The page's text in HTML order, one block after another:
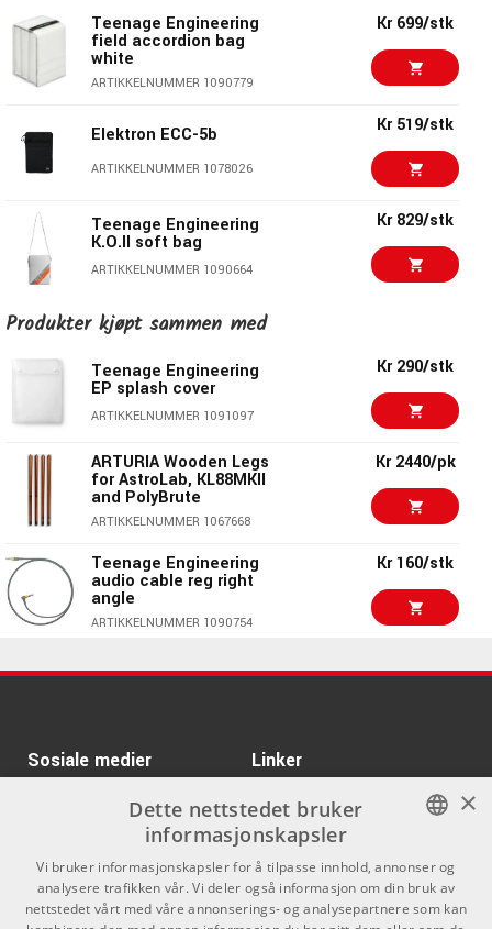
Teenage Engineering
field accordion bag
white
ARTIKKELNUMMER 1090779
Kr 699/stk
Elektron ECC-5b
ARTIKKELNUMMER 1078026
Kr 519/stk
Teenage Engineering
K.O.II soft bag
ARTIKKELNUMMER 1090664
Kr 829/stk
SEQUENZ CC-KSP
ARTIKKELNUMMER 1085180
Studiologic Soft Case
ARTIKKELNUMMER 1093657
Kr 1030
K&M 14068 Carrying
case
ARTIKKELNUMMER 1074933
Kr 690/stk
SOMA Pulsar23 Plastic
Cover
Kr 715/stk
ARTIKKELNUMMER 1093658
Produkter kjøpt sammen med
Teenage Engineering
EP splash cover
ARTIKKELNUMMER 1091097
Kr 290/stk
ARTURIA Wooden Legs
for AstroLab, KL88MKII
and PolyBrute
ARTIKKELNUMMER 1067668
Kr 2440/pk
Teenage Engineering
audio cable reg right
angle
ARTIKKELNUMMER 1090754
Kr 160/stk
Teenage Engineering
Teenage Engineering
field bag small black
ARTIKKELNUMMER 1090633
sE Electronics MP03 -
Pouch MC1/MC2
capsules
ARTIKKELNUMMER 1093709
Sosiale medier Linker
Om Oss
Kontakt oss
Kjøpsvilkår
Butikken
NORWEGIAN
×
Dette nettstedet bruker
informasjonskapsler
Vi bruker informasjonskapsler for å tilpasse innhold, annonser og
analysere trafikken vår. Vi deler også informasjon om din bruk av
nettstedet vårt med våre annonserings- og analysepartnere som kan